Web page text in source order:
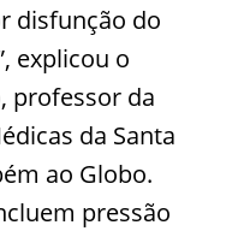
disfunção do
explicou o
professor da
da Santa
ao Globo.
pressão